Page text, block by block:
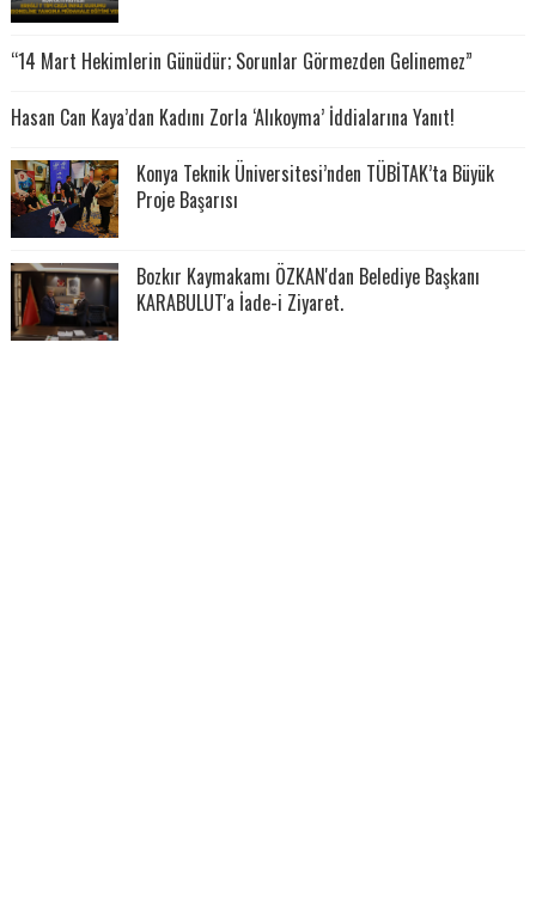
“14 Mart Hekimlerin Günüdür; Sorunlar Görmezden Gelinemez”
Hasan Can Kaya’dan Kadını Zorla ‘Alıkoyma’ İddialarına Yanıt!
Konya Teknik Üniversitesi’nden TÜBİTAK’ta Büyük
Proje Başarısı
Bozkır Kaymakamı ÖZKAN'dan Belediye Başkanı
KARABULUT'a İade-i Ziyaret.